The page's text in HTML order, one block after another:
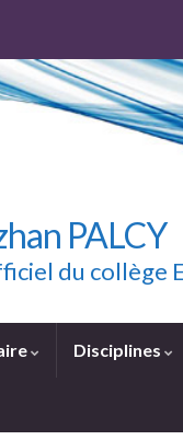
PALCY
du collège
Disciplines